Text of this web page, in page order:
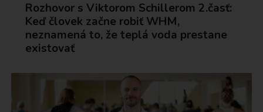
Rozhovor s Viktorom Schillerom 2.časť:
Keď človek začne robiť WHM,
neznamená to, že teplá voda prestane
existovať